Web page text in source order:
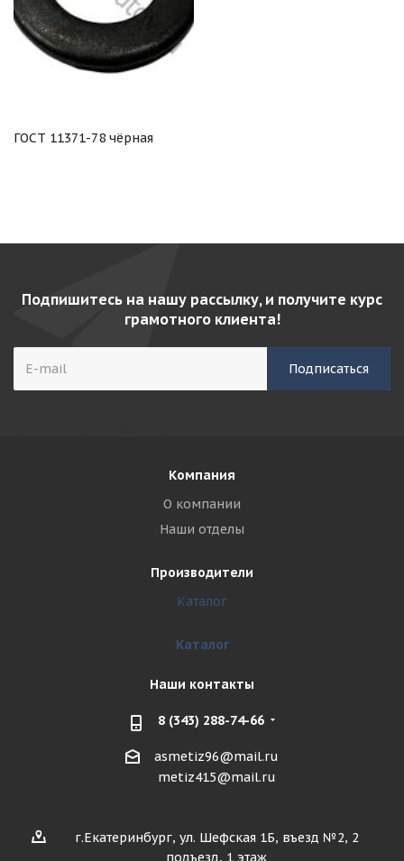
ГОСТ 11371-78 чёрная
Подпишитесь на нашу рассылку, и получите курс
грамотного клиента!
Компания
О компании
Наши отделы
Производители
Каталог
Каталог
Наши контакты
8 (343) 288-74-66
asmetiz96@mail.ru
metiz415@mail.ru
г.Екатеринбург, ул. Шефская 1Б, въезд №2, 2
подъезд, 1 этаж